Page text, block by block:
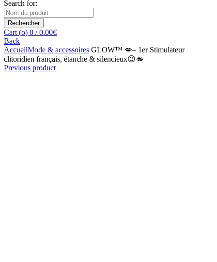
Search for:
Rechercher
Cart (o) 0 / 0.00€
Back
AccueilMode & accessoires GLOW™ 💋– 1er Stimulateur
clitoridien français, étanche & silencieux😉🫦
Previous product